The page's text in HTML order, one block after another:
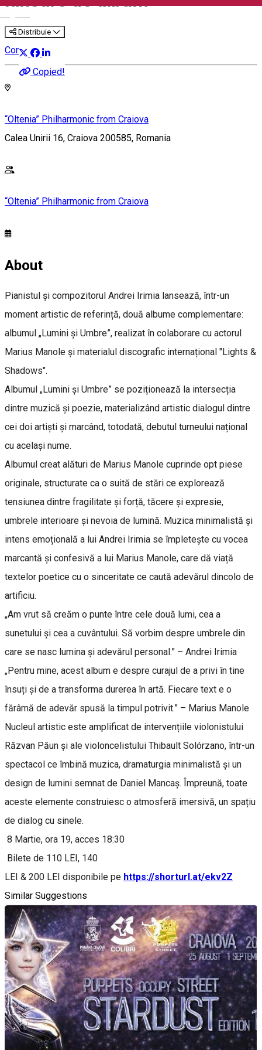
Distribuie
Copied!
Concert
“Oltenia” Philharmonic from Craiova
Calea Unirii 16, Craiova 200585, Romania
“Oltenia” Philharmonic from Craiova
About
Pianistul și compozitorul Andrei Irimia lansează, într-un
moment artistic de referință, două albume complementare:
albumul „Lumini și Umbre”, realizat în colaborare cu actorul
Marius Manole și materialul discografic internațional "Lights &
Shadows".
Albumul „Lumini și Umbre” se poziționează la intersecția
dintre muzică și poezie, materializând artistic dialogul dintre
cei doi artiști și marcând, totodată, debutul turneului național
cu același nume.
Albumul creat alături de Marius Manole cuprinde opt piese
originale, structurate ca o suită de stări ce explorează
tensiunea dintre fragilitate și forță, tăcere și expresie,
umbrele interioare și nevoia de lumină. Muzica minimalistă și
intens emoțională a lui Andrei Irimia se împletește cu vocea
marcantă și confesivă a lui Marius Manole, care dă viață
textelor poetice cu o sinceritate ce caută adevărul dincolo de
artificiu.
„Am vrut să creăm o punte între cele două lumi, cea a
sunetului și cea a cuvântului. Să vorbim despre umbrele din
care se nasc lumina și adevărul personal.” – Andrei Irimia
„Pentru mine, acest album e despre curajul de a privi în tine
însuți și de a transforma durerea în artă. Fiecare text e o
fărâmă de adevăr spusă la timpul potrivit.” – Marius Manole
Nucleul artistic este amplificat de intervențiile violonistului
Răzvan Păun și ale violoncelistului Thibault Solórzano, într-un
spectacol ce îmbină muzica, dramaturgia minimalistă și un
design de lumini semnat de Daniel Mancaș. Împreună, toate
aceste elemente construiesc o atmosferă imersivă, un spațiu
de dialog cu sinele.
8 Martie, ora 19, acces 18:30
Bilete de 110 LEI, 140
LEI & 200 LEI disponibile pe https://shorturl.at/ekv2Z
Similar Suggestions